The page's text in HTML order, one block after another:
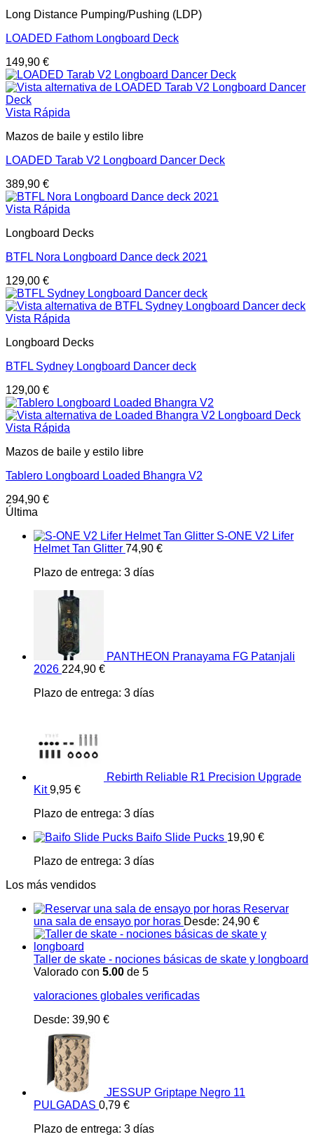
Long Distance Pumping/Pushing (LDP)
LOADED Fathom Longboard Deck
149,90 €
Vista Rápida
Mazos de baile y estilo libre
LOADED Tarab V2 Longboard Dancer Deck
389,90 €
Vista Rápida
Longboard Decks
BTFL Nora Longboard Dance deck 2021
129,00 €
Vista Rápida
Longboard Decks
BTFL Sydney Longboard Dancer deck
129,00 €
Vista Rápida
Mazos de baile y estilo libre
Tablero Longboard Loaded Bhangra V2
294,90 €
Última
S-ONE V2 Lifer
Helmet Tan Glitter 74,90 €
Plazo de entrega: 3 días
PANTHEON Pranayama FG Patanjali
2026 224,90 €
Plazo de entrega: 3 días
Rebirth Reliable R1 Precision Upgrade
Kit 9,95 €
Plazo de entrega: 3 días
Baifo Slide Pucks 19,90 €
Plazo de entrega: 3 días
Los más vendidos
Reservar
una sala de ensayo por horas Desde: 24,90 €
Taller de skate - nociones básicas de skate y longboard
Valorado con 5.00 de 5
valoraciones globales verificadas
Desde: 39,90 €
JESSUP Griptape Negro 11
PULGADAS 0,79 €
Plazo de entrega: 3 días